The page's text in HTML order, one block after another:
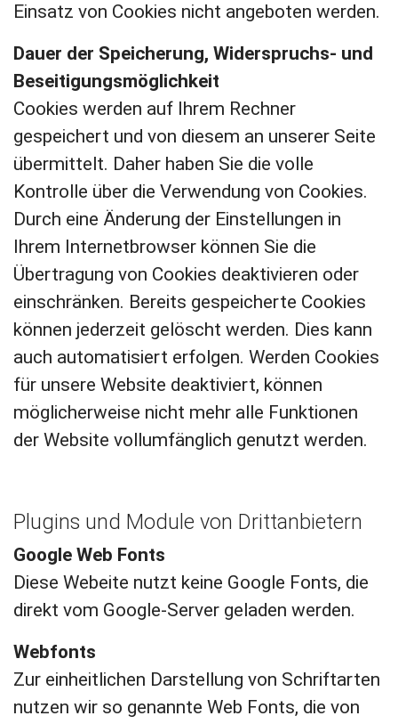
Einsatz von Cookies nicht angeboten werden.
Dauer der Speicherung, Widerspruchs- und
Beseitigungsmöglichkeit
Cookies werden auf Ihrem Rechner
gespeichert und von diesem an unserer Seite
übermittelt. Daher haben Sie die volle
Kontrolle über die Verwendung von Cookies.
Durch eine Änderung der Einstellungen in
Ihrem Internetbrowser können Sie die
Übertragung von Cookies deaktivieren oder
einschränken. Bereits gespeicherte Cookies
können jederzeit gelöscht werden. Dies kann
auch automatisiert erfolgen. Werden Cookies
für unsere Website deaktiviert, können
möglicherweise nicht mehr alle Funktionen
der Website vollumfänglich genutzt werden.
Plugins und Module von Drittanbietern
Google Web Fonts
Diese Webeite nutzt keine Google Fonts, die
direkt vom Google-Server geladen werden.
Webfonts
Zur einheitlichen Darstellung von Schriftarten
nutzen wir so genannte Web Fonts, die von